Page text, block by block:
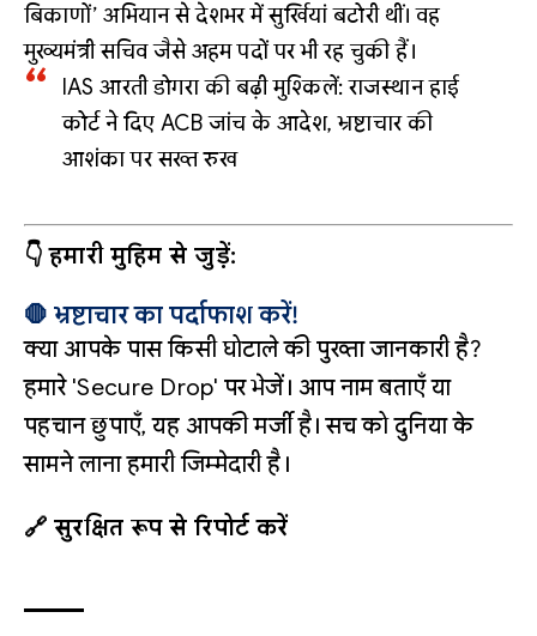
बिकाणों’ अभियान से देशभर में सुर्खियां बटोरी थीं। वह
मुख्यमंत्री सचिव जैसे अहम पदों पर भी रह चुकी हैं।
IAS आरती डोगरा की बढ़ी मुश्किलें: राजस्थान हाई
कोर्ट ने दिए ACB जांच के आदेश, भ्रष्टाचार की
आशंका पर सख्त रुख
👇 हमारी मुहिम से जुड़ें:
🛑 भ्रष्टाचार का पर्दाफाश करें!
क्या आपके पास किसी घोटाले की पुख्ता जानकारी है?
हमारे 'Secure Drop' पर भेजें। आप नाम बताएँ या
पहचान छुपाएँ, यह आपकी मर्जी है। सच को दुनिया के
सामने लाना हमारी जिम्मेदारी है।
🔗 सुरक्षित रूप से रिपोर्ट करें